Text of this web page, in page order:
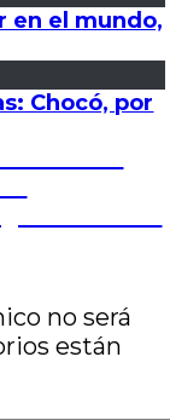
en el mundo,
Chocó, por
no será
están